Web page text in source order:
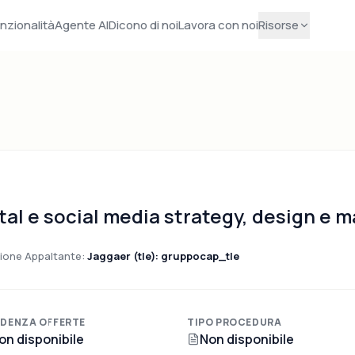
Agente AIDicono di noiLavora con noiRisorse
e social media strategy, design e
Appaltante: Jaggaer (tle): gruppocap_tle
OFFERTE
disponibile
TIPO PROCEDURA
Non disponibile